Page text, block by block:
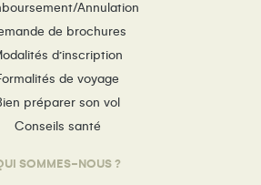
Annulation
de brochures
d’inscription
de voyage
préparer son vol
Conseils santé
SOMMES-NOUS ?